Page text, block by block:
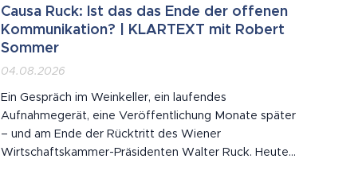
Causa Ruck: Ist das das Ende der offenen
Kommunikation? | KLARTEXT mit Robert
Sommer
04.08.2026
Ein Gespräch im Weinkeller, ein laufendes
Aufnahmegerät, eine Veröffentlichung Monate später
– und am Ende der Rücktritt des Wiener
Wirtschaftskammer-Präsidenten Walter Ruck. Heute